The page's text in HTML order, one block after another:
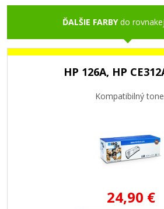
ĎALŠIE FARBYdo
HP 126A, HP
Kompatibilný
24,90 €